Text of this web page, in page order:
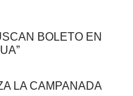
BOLETO EN
LA CAMPANADA